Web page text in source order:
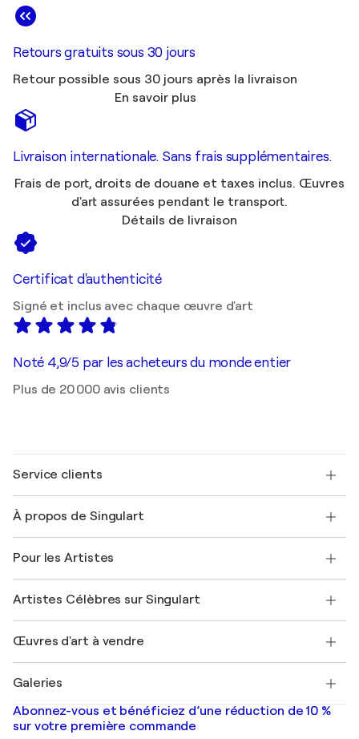
Retours gratuits sous 30 jours
Retour possible sous 30 jours après la livraison
En savoir plus
Livraison internationale. Sans frais supplémentaires.
Frais de port, droits de douane et taxes inclus. Œuvres
d'art assurées pendant le transport.
Détails de livraison
Certificat d'authenticité
Signé et inclus avec chaque œuvre d'art
Noté 4,9/5 par les acheteurs du monde entier
Plus de 20 000 avis clients
Service clients
Expédition
Offrir une carte cadeau
Rejoignez notre programme commercial
Mon compte
+33 1 76 44 06 42
À propos de Singulart
FAQ
Magazine Singulart
Emplois
Découvrez une sélection d'art original
Pour les Artistes
Se connecter en tant qu'Artiste
Artistes Célèbres sur Singulart
Marc Chagall
Banksy
Mr. Brainwash
Shepard Fairey
Œuvres d'art à vendre
Tableaux abstraits à vendre
Peintures de paysage
Estampes
Galeries
Galeries d'art en France
Galeries d'art en Belgique
Abonnez-vous et bénéficiez d’une réduction de 10 %
sur votre première commande